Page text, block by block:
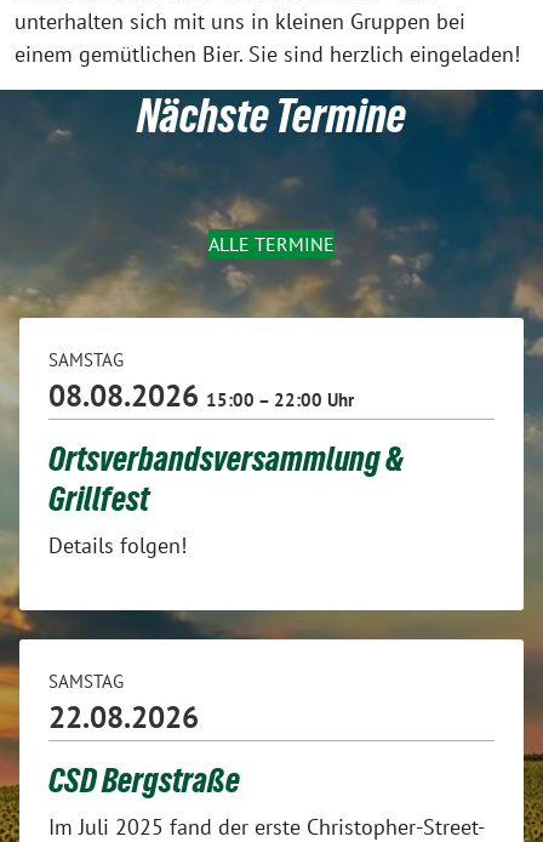
unterhalten sich mit uns in kleinen Gruppen bei
einem gemütlichen Bier. Sie sind herzlich eingeladen!
Nächste Termine
ALLE TERMINE
SAMSTAG
08.08.2026 15:00 – 22:00 Uhr
Ortsverbandsversammlung &
Grillfest
Details folgen!
SAMSTAG
22.08.2026
CSD Bergstraße
Im Juli 2025 fand der erste Christopher-Street-